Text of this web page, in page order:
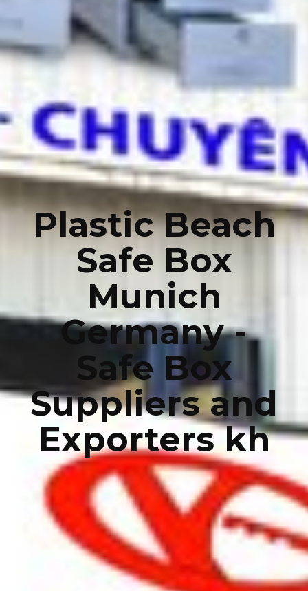
Plastic Beach
Safe Box
Munich
Germany -
Safe Box
Suppliers and
Exporters kh